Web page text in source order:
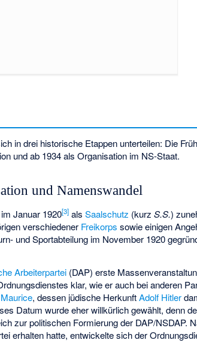
in drei historische Etappen unterteilen: Die
und ab 1934 als Organisation im NS-Staat.
und Namenswandel
Januar 1920[3] alsSaalschutz (kurzS.S.)
verschiedener Freikorps sowie einigen
und Sportabteilung im November 1920
Arbeiterpartei (DAP) erste
klar, wie er auch bei anderen
, dessen jüdische HerkunftAdolf Hitler
Datum wurde eher willkürlich gewählt, denn
zur politischen Formierung der DAP/NSDAP.
erhalten hatte, entwickelte sich der